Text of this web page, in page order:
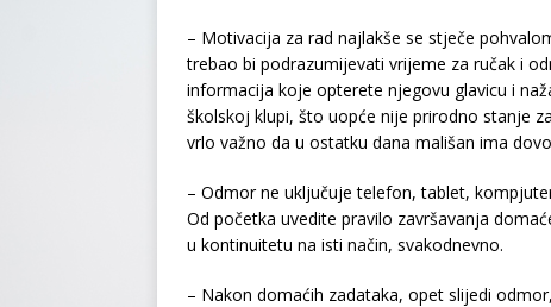
– Motivacija za rad najlakše se stječe
trebao bi podrazumijevati vrijeme za ručak i
informacija koje opterete njegovu glavicu i
školskoj klupi, što uopće nije prirodno stanje
vrlo važno da u ostatku dana mališan ima
– Odmor ne uključuje telefon, tablet,
Od početka uvedite pravilo završavanja
u kontinuitetu na isti način, svakodnevno.
– Nakon domaćih zadataka, opet slijedi